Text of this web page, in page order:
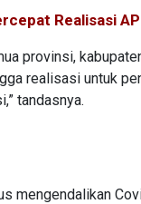
Realisasi
provinsi,
realisasi untuk
tandasnya.
mengendalikan